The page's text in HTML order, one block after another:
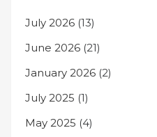
July 2026 (13)
June 2026 (21)
January 2026 (2)
July 2025 (1)
May 2025 (4)